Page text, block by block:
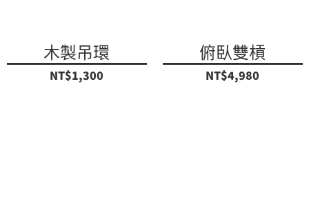
木製吊環
NT$1,300
俯臥雙槓
NT$4,980